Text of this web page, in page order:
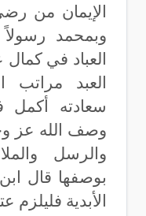
الإيمان من
وبمحمد
العباد في كمال
العبد مراتب
سعادته أكمل
وصف الله عز
والرسل
بوصفها قال
الأبدية فليلزم